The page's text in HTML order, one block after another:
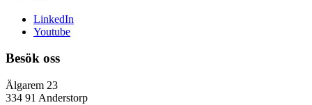
LinkedIn
Youtube
Besök oss
Älgarem 23
334 91 Anderstorp